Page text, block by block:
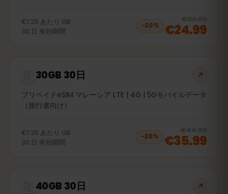
€1.25 あたり GB
30 日 有効期間
−20%
€30.99
€24.99
30GB 30日
プリペイドeSIM マレーシア LTE | 4G | 5Gモバイルデータ
（旅行者向け）
€1.20 あたり GB
30 日 有効期間
−20%
€44.99
€35.99
40GB 30日